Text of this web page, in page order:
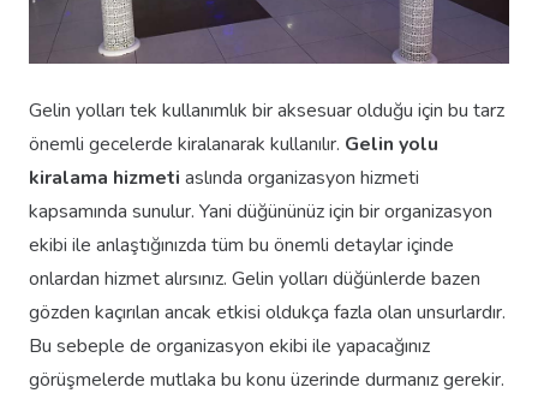
Gelin yolları tek kullanımlık bir aksesuar olduğu için bu tarz
önemli gecelerde kiralanarak kullanılır. Gelin yolu
kiralama hizmeti aslında organizasyon hizmeti
kapsamında sunulur. Yani düğününüz için bir organizasyon
ekibi ile anlaştığınızda tüm bu önemli detaylar içinde
onlardan hizmet alırsınız. Gelin yolları düğünlerde bazen
gözden kaçırılan ancak etkisi oldukça fazla olan unsurlardır.
Bu sebeple de organizasyon ekibi ile yapacağınız
görüşmelerde mutlaka bu konu üzerinde durmanız gerekir.